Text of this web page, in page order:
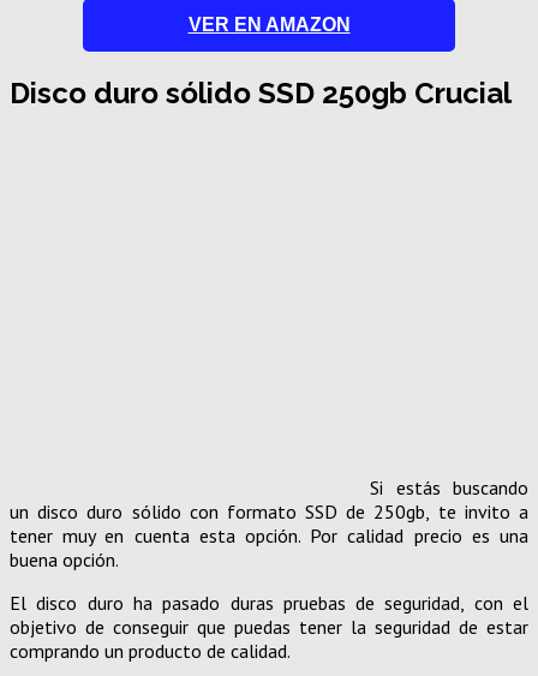
VER EN AMAZON
Disco duro sólido SSD 250gb Crucial
Si estás buscando
un disco duro sólido con formato SSD de 250gb, te invito a
tener muy en cuenta esta opción. Por calidad precio es una
buena opción.
El disco duro ha pasado duras pruebas de seguridad, con el
objetivo de conseguir que puedas tener la seguridad de estar
comprando un producto de calidad.